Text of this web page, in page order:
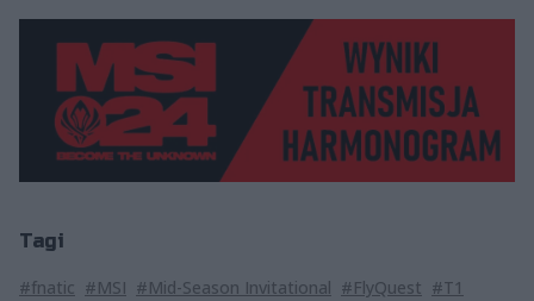
Tagi
#fnatic #MSI #Mid-Season Invitational #FlyQuest #T1